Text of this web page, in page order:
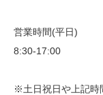
営業時間(平日)
8:30-17:00
※土日祝日や上記時